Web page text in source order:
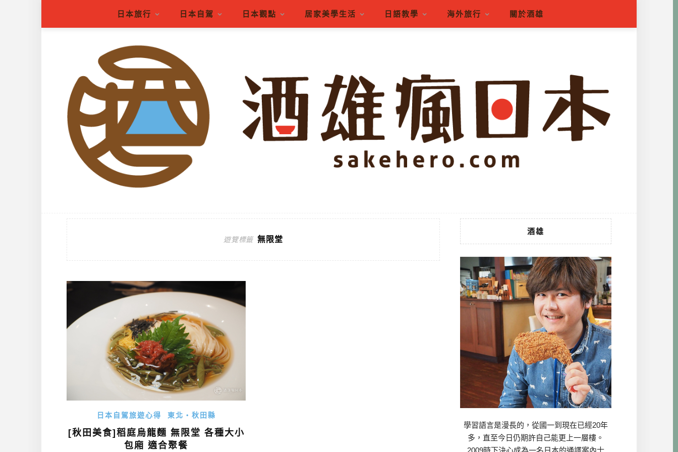
日本旅行 日本自駕 日本觀點 居家美學生活 日語教學 海外旅行 關於酒雄
遊覽標籤 無限堂
日本自駕旅遊心得 東北・秋田縣
[秋田美食]稻庭烏龍麵 無限堂 各種大小
包廂 適合聚餐
酒雄
學習語言是漫長的，從國一到現在已經20年
多，直至今日仍期許自己能更上一層樓。
2009時下決心成為一名日本的通譯案內士